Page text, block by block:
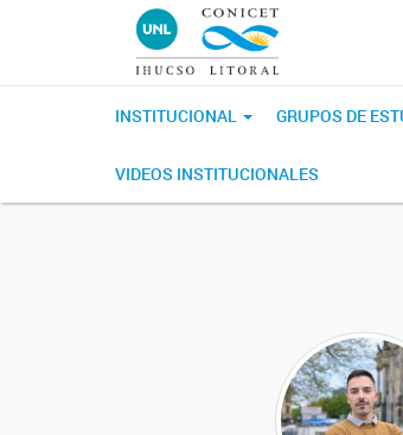
INSTITUCIONAL GRUPOS DE
VIDEOS INSTITUCIONALES